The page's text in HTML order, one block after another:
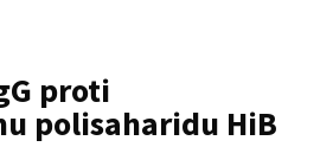
proti
polisaharidu HiB